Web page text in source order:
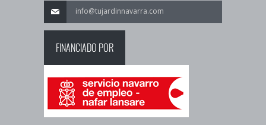
info@tujardinnavarra.com
FINANCIADO POR